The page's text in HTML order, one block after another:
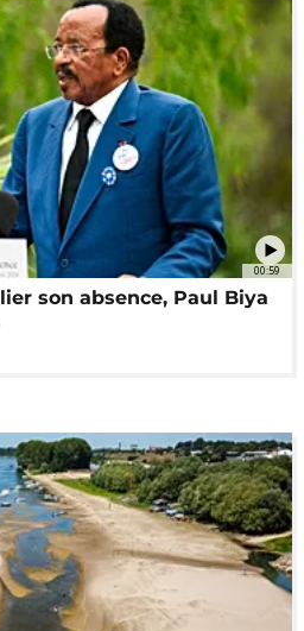
00:59
son absence, Paul Biya